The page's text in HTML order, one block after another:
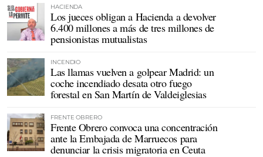
HACIENDA
Los jueces obligan a Hacienda a devolver
6.400 millones a más de tres millones de
pensionistas mutualistas
INCENDIO
Las llamas vuelven a golpear Madrid: un
coche incendiado desata otro fuego
forestal en San Martín de Valdeiglesias
FRENTE OBRERO
Frente Obrero convoca una concentración
ante la Embajada de Marruecos para
denunciar la crisis migratoria en Ceuta